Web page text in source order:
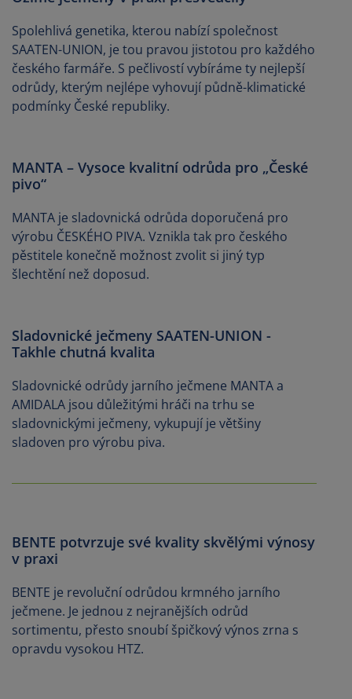
Spolehlivá genetika, kterou nabízí společnost
SAATEN-UNION, je tou pravou jistotou pro každého
českého farmáře. S pečlivostí vybíráme ty nejlepší
odrůdy, kterým nejlépe vyhovují půdně-klimatické
podmínky České republiky.
MANTA – Vysoce kvalitní odrůda pro „České
pivo“
MANTA je sladovnická odrůda doporučená pro
výrobu ČESKÉHO PIVA. Vznikla tak pro českého
pěstitele konečně možnost zvolit si jiný typ
šlechtění než doposud.
Sladovnické ječmeny SAATEN-UNION -
Takhle chutná kvalita
Sladovnické odrůdy jarního ječmene MANTA a
AMIDALA jsou důležitými hráči na trhu se
sladovnickými ječmeny, vykupují je většiny
sladoven pro výrobu piva.
BENTE potvrzuje své kvality skvělými výnosy
v praxi
BENTE je revoluční odrůdou krmného jarního
ječmene. Je jednou z nejranějších odrůd
sortimentu, přesto snoubí špičkový výnos zrna s
opravdu vysokou HTZ.